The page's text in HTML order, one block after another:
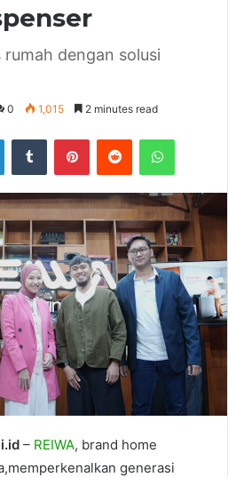
dengan solusi
0 1,015 2 minutes read
LinkedInTumblr PinterestReddit
– REIWA, brand home
generasi